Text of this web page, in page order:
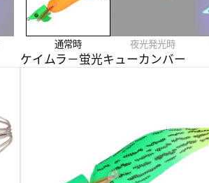
通常時 夜光発光時
ケイムラ－蛍光キューカンバー